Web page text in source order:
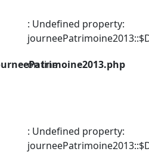
: Undefined property:
on line
: Undefined property: